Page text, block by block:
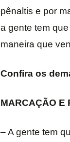
pênaltis e por
a gente tem
maneira que
Confira os
MARCAÇÃO E
– A gente tem